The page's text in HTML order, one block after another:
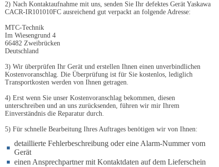
2) Nach Kontaktaufnahme mit uns, senden Sie Ihr defektes Gerät Yaskawa
CACR-IR101010FC ausreichend gut verpackt an folgende Adresse:
MTC-Technik
Im Wiesengrund 4
66482 Zweibrücken
Deutschland
3) Wir überprüfen Ihr Gerät und erstellen Ihnen einen unverbindlichen
Kostenvoranschlag. Die Überprüfung ist für Sie kostenlos, lediglich
Transportkosten werden von Ihnen getragen.
4) Erst wenn Sie unser Kostenvoranschlag bekommen, diesen
unterschreiben und an uns zurücksenden, führen wir mir Ihrem
Einverständnis die Reparatur durch.
5) Für schnelle Bearbeitung Ihres Auftrages benötigen wir von Ihnen:
detaillierte Fehlerbeschreibung oder eine Alarm-Nummer vom
Gerät
einen Ansprechpartner mit Kontaktdaten auf dem Lieferschein